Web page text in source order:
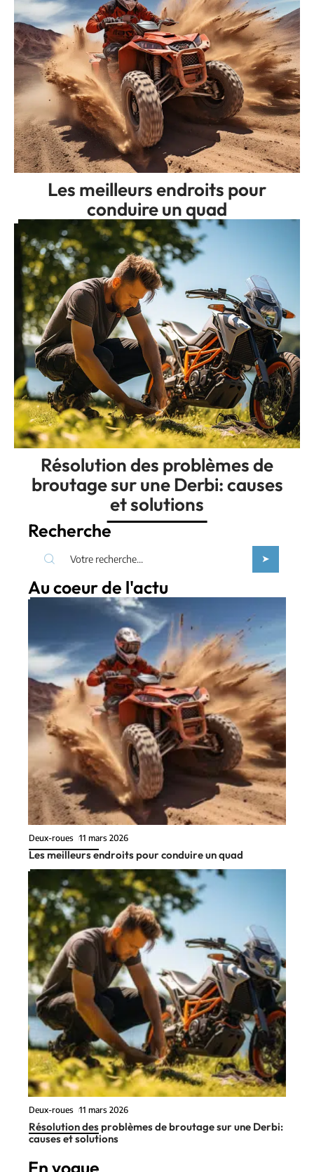
Les meilleurs endroits pour
conduire un quad
Résolution des problèmes de
broutage sur une Derbi: causes
et solutions
Recherche
Au coeur de l'actu
Deux-roues 11 mars 2026
Les meilleurs endroits pour conduire un quad
Deux-roues 11 mars 2026
Résolution des problèmes de broutage sur une Derbi:
causes et solutions
En vogue